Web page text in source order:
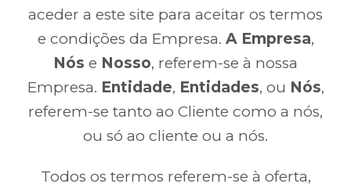
aceder a este site para aceitar os termos
e condições da Empresa. A Empresa,
Nós e Nosso, referem-se à nossa
Empresa. Entidade, Entidades, ou Nós,
referem-se tanto ao Cliente como a nós,
ou só ao cliente ou a nós.
Todos os termos referem-se à oferta,